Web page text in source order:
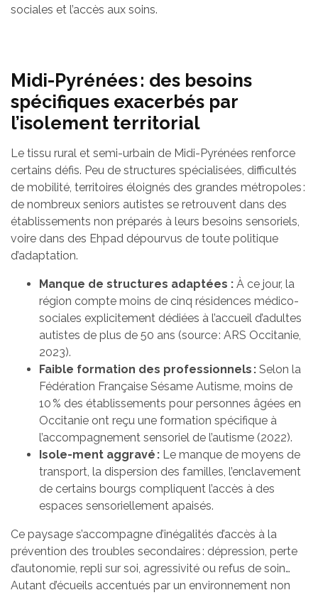
sociales et l’accès aux soins.
Midi-Pyrénées : des besoins
spécifiques exacerbés par
l’isolement territorial
Le tissu rural et semi-urbain de Midi-Pyrénées renforce
certains défis. Peu de structures spécialisées, difficultés
de mobilité, territoires éloignés des grandes métropoles :
de nombreux seniors autistes se retrouvent dans des
établissements non préparés à leurs besoins sensoriels,
voire dans des Ehpad dépourvus de toute politique
d’adaptation.
Manque de structures adaptées : À ce jour, la
région compte moins de cinq résidences médico-
sociales explicitement dédiées à l’accueil d’adultes
autistes de plus de 50 ans (source : ARS Occitanie,
2023).
Faible formation des professionnels : Selon la
Fédération Française Sésame Autisme, moins de
10 % des établissements pour personnes âgées en
Occitanie ont reçu une formation spécifique à
l’accompagnement sensoriel de l’autisme (2022).
Isole-ment aggravé : Le manque de moyens de
transport, la dispersion des familles, l’enclavement
de certains bourgs compliquent l’accès à des
espaces sensoriellement apaisés.
Ce paysage s’accompagne d’inégalités d’accès à la
prévention des troubles secondaires : dépression, perte
d’autonomie, repli sur soi, agressivité ou refus de soin…
Autant d’écueils accentués par un environnement non